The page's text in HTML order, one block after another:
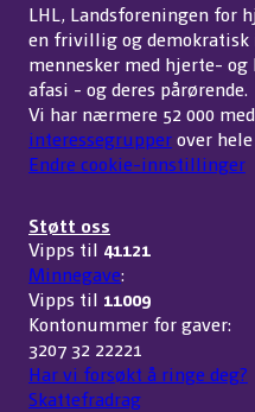
LHL, Landsforeningen for
en frivillig og demokratisk
mennesker med hjerte-
afasi - og deres pårørende.
Vi har nærmere 52 000
interessegrupperover
Endre cookie-innstillinger
Støtt oss
Vipps til 41121
Minnegave:
Vipps til 11009
Kontonummer for gaver:
3207 32 22221
Har vi forsøkt å ringe deg?
Skattefradrag